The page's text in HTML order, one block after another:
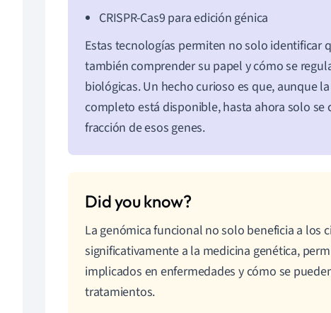
CRISPR-Cas9 para edición génica
Estas tecnologías permiten no solo identificar
también comprender su papel y cómo se
biológicas. Un hecho curioso es que, aunque
completo está disponible, hasta ahora solo
fracción de esos genes.
La genómica funcional no solo beneficia a los
significativamente a la medicina genética,
implicados en enfermedades y cómo se
tratamientos.